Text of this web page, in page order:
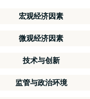
宏观经济因素
微观经济因素
技术与创新
监管与政治环境